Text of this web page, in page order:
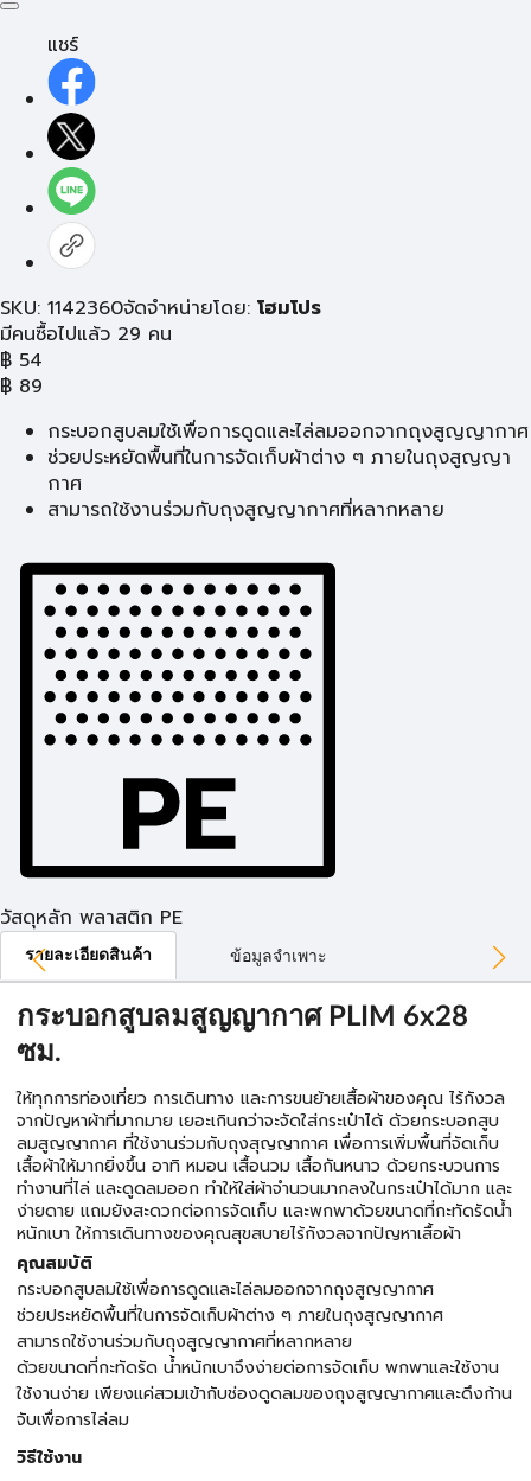
แชร์
SKU: 1142360จัดจำหน่ายโดย: โฮมโปร
มีคนซื้อไปแล้ว 29 คน
฿ 54
฿ 89
กระบอกสูบลมใช้เพื่อการดูดและไล่ลมออกจากถุงสูญญากาศ
ช่วยประหยัดพื้นที่ในการจัดเก็บผ้าต่าง ๆ ภายในถุงสูญญา
กาศ
สามารถใช้งานร่วมกับถุงสูญญากาศที่หลากหลาย
วัสดุหลัก พลาสติก PE
รายละเอียดสินค้า ข้อมูลจำเพาะ
กระบอกสูบลมสูญญากาศ PLIM 6x28
ซม.
ให้ทุกการท่องเที่ยว การเดินทาง และการขนย้ายเสื้อผ้าของคุณ ไร้กังวล
จากปัญหาผ้าที่มากมาย เยอะเกินกว่าจะจัดใส่กระเป๋าได้ ด้วยกระบอกสูบ
ลมสูญญากาศ ที่ใช้งานร่วมกับถุงสุญญากาศ เพื่อการเพิ่มพื้นที่จัดเก็บ
เสื้อผ้าให้มากยิ่งขึ้น อาทิ หมอน เสื้อนวม เสื้อกันหนาว ด้วยกระบวนการ
ทำงานที่ไล่ และดูดลมออก ทำให้ใส่ผ้าจำนวนมากลงในกระเป๋าได้มาก และ
ง่ายดาย แถมยังสะดวกต่อการจัดเก็บ และพกพาด้วยขนาดที่กะทัดรัดน้ำ
หนักเบา ให้การเดินทางของคุณสุขสบายไร้กังวลจากปัญหาเสื้อผ้า
คุณสมบัติ
กระบอกสูบลมใช้เพื่อการดูดและไล่ลมออกจากถุงสูญญากาศ
ช่วยประหยัดพื้นที่ในการจัดเก็บผ้าต่าง ๆ ภายในถุงสูญญากาศ
สามารถใช้งานร่วมกับถุงสูญญากาศที่หลากหลาย
ด้วยขนาดที่กะทัดรัด น้ำหนักเบาจึงง่ายต่อการจัดเก็บ พกพาและใช้งาน
ใช้งานง่าย เพียงแค่สวมเข้ากับช่องดูดลมของถุงสูญญากาศและดึงก้าน
จับเพื่อการไล่ลม
วิธีใช้งาน